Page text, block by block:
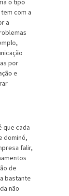
o tipo
com a
a
por
e
que cada
dominó,
falir,
de
bastante
não